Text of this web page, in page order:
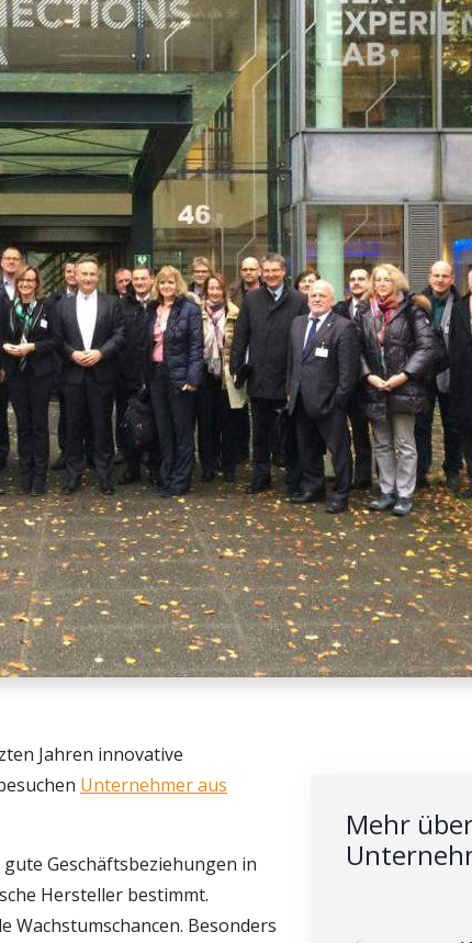
Jahren innovative
Unternehmer aus
Geschäftsbeziehungen in
Hersteller bestimmt.
Wachstumschancen. Besonders
Mehr